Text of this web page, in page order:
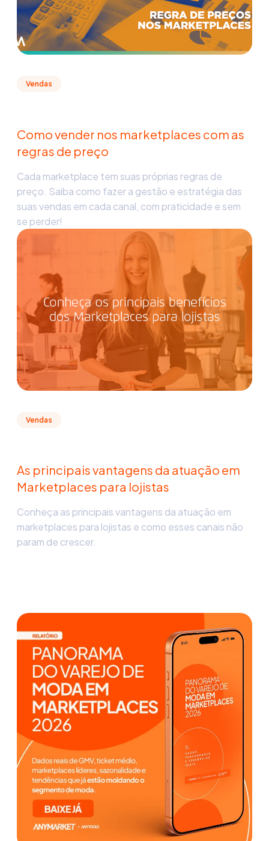
Vendas
Como vender nos marketplaces com as
regras de preço
Cada marketplace tem suas próprias regras de
preço. Saiba como fazer a gestão e estratégia das
suas vendas em cada canal, com praticidade e sem
se perder!
Vendas
As principais vantagens da atuação em
Marketplaces para lojistas
Conheça as principais vantagens da atuação em
marketplaces para lojistas e como esses canais não
param de crescer.